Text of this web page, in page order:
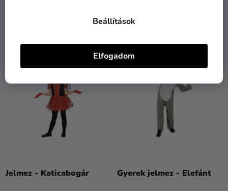
Beállítások
Elfogadom
TOP
Jelmez - Katicabogár Gyerek jelmez - Elefánt